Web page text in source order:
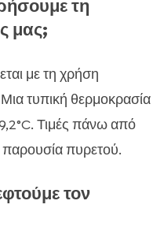
τη
μας;
με τη χρήση
τυπική θερμοκρασία
Τιμές πάνω από
πυρετού.
τον